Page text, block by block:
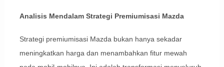
Analisis Mendalam Strategi Premiumisasi Mazda
Strategi premiumisasi Mazda bukan hanya sekadar
meningkatkan harga dan menambahkan fitur mewah